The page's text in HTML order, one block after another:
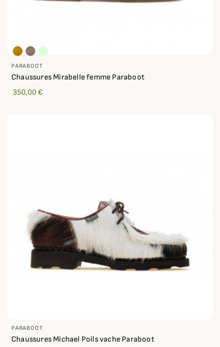
PARABOOT
Chaussures Mirabelle femme Paraboot
350,00 €
PARABOOT
Chaussures Michael Poils vache Paraboot